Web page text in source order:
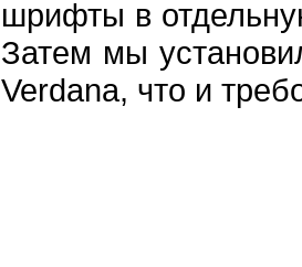
шрифты в
Затем мы
Verdana, что и